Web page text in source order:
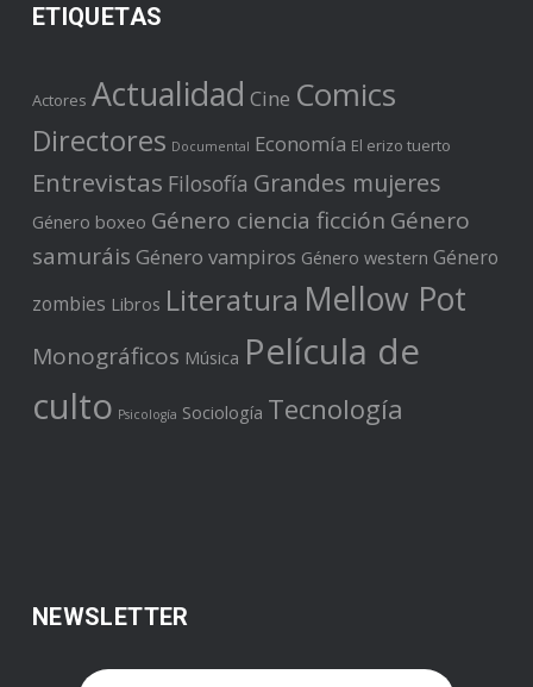
ETIQUETAS
Actores Actualidad Cine Comics
Directores Documental Economía El erizo tuerto
Entrevistas Filosofía Grandes mujeres
Género boxeo Género ciencia ficción Género
samuráis Género vampiros Género western Género
zombies Libros Literatura Mellow Pot
Monográficos Música Película de
culto Psicología Sociología Tecnología
NEWSLETTER